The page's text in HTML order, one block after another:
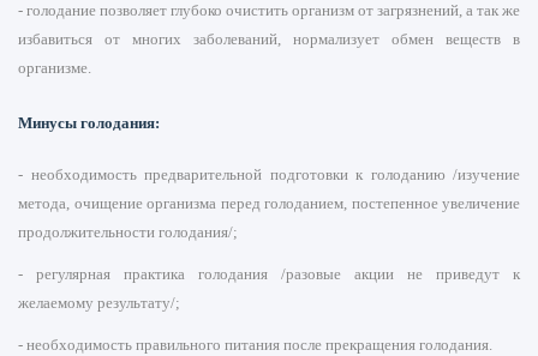
- голодание позволяет глубоко очистить организм от загрязнений, а так же
избавиться от многих заболеваний, нормализует обмен веществ в
организме.
Минусы голодания:
- необходимость предварительной подготовки к голоданию /изучение
метода, очищение организма перед голоданием, постепенное увеличение
продолжительности голодания/;
- регулярная практика голодания /разовые акции не приведут к
желаемому результату/;
- необходимость правильного питания после прекращения голодания.